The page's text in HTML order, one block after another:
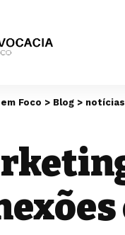
Foco > Blog > notícias